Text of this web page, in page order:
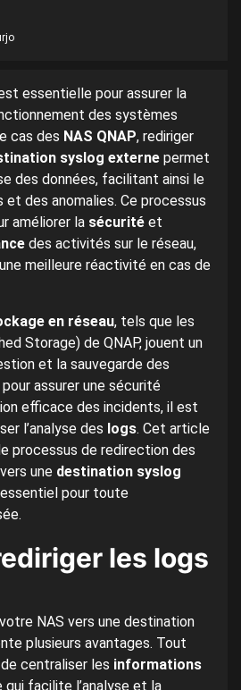
essentielle pour assurer la
des systèmes
cas des NAS QNAP, rediriger
syslog externe permet
des données, facilitant ainsi le
et des anomalies. Ce processus
améliorer la sécurité et
des activités sur le réseau,
meilleure réactivité en cas de
en réseau, tels que les
Storage) de QNAP, jouent un
et la sauvegarde des
assurer une sécurité
efficace des incidents, il est
l’analyse des logs. Cet article
processus de redirection des
une destination syslog
pour toute
les logs
NAS vers une destination
plusieurs avantages. Tout
centraliser les informations
qui facilite l’analyse et la